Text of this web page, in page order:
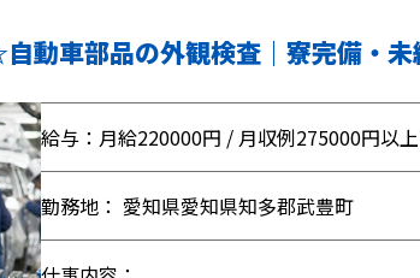
動車部品の外観検査｜寮完備・
給与：月給220000円 / 月収例275000円以
勤務地： 愛知県愛知県知多郡武豊町